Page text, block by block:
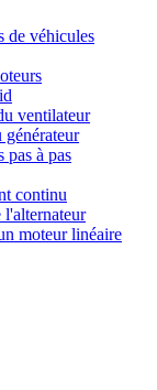
de véhicules
ventilateur
pas à pas
continu
l'alternateur
moteur linéaire